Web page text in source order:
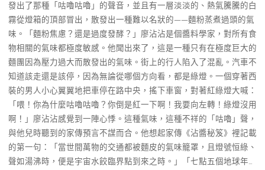
發出了那種「咕嚕咕嚕」的聲音，並且有一層淡淡的、熱氣騰騰的白
霧從燈箱的頂部冒出，散發出一種難以名狀的——麵粉蒸煮過頭的氣
味。「麵粉焦慮？還是過度發酵？」廖沾沾是個醬料學家，對所有食
物相關的氣味都極度敏感。他聞出來了，這是一種只有在極度巨大的
麵團因為壓力過大而散發出的氣味。街上的行人陷入了混亂。汽車不
知道該走還是該停，因為無論從哪個方向看，都是綠燈。一個穿著西
裝的男人小心翼翼地把車停在路中央，搖下車窗，對著紅綠燈大喊：
「喂！你為什麼咕嚕咕嚕？你倒是紅一下啊！我要向左轉！綠燈沒用
啊！」廖沾沾感覺到一陣心悸。這種氣味，這種不祥的「咕嚕」聲，
與他兒時聽到的家傳預言不謀而合。他想起家傳《沾醬秘笈》裡記載
的第一句：「當世間萬物的交通都被麵皮的氣味籠罩，且燈號恒綠、
聲如湯沸時，便是宇宙水餃臨界點到來之時。」「七點五個地球年…